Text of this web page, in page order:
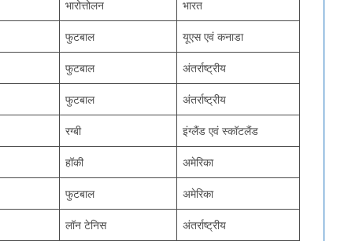
भारोत्तोलन भारत
फुटबाल यूएस एवं कनाडा
फुटबाल अंतर्राष्ट्रीय
फुटबाल अंतर्राष्ट्रीय
रग्बी इंग्लैंड एवं स्कॉटलैंड
हॉकी अमेरिका
फुटबाल अमेरिका
लॉन टेनिस अंतर्राष्ट्रीय